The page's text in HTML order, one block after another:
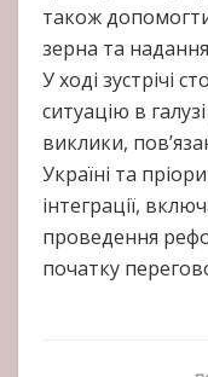
також
зерна та
У ході зустрічі
ситуацію в
виклики,
Україні та
інтеграції,
проведення
початку